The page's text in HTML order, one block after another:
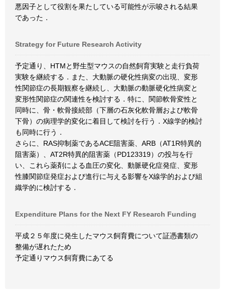
悪因子として役割を果たしている可能性が示唆される結果
であった．
Strategy for Future Research Activity
予定通り、HTMと野生型マウスの自然飼育実験と走行負荷
実験を継続する．また、大動脈の硬化性病変の出現、変形
性関節症の長期観察を継続し、大動脈の動脈硬化性病変と
変形性関節症の関連性を検討する．特に、関節軟骨変性と
同時に、骨・軟骨接続部（下層の石灰化軟骨層および軟骨
下骨）の病理学的変化に着目して検討を行う．X線学的検討
も同時に行う．
さらに、RAS抑制薬であるACE阻害薬、ARB（AT1R特異的
阻害薬）、AT2R特異的阻害薬（PD123319）の投与を行
い、これら薬剤による血圧の変化、動脈硬化症発症、変形
性膝関節症発症および進行に与える影響をX線学的および組
織学的に検討する．
Expenditure Plans for the Next FY Research Funding
平成２５年度に発生したマウス飼育費について証憑書類の
整備が遅れたため
予定通りマウス飼育費にあてる